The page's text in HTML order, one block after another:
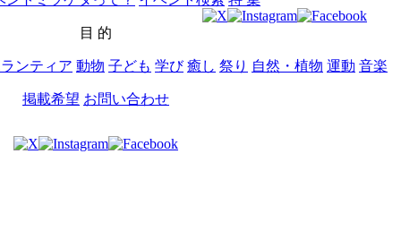
目 的
ンティア 動物 子ども 学び 癒し 祭り 自然・植物 運動 音楽
掲載希望 お問い合わせ